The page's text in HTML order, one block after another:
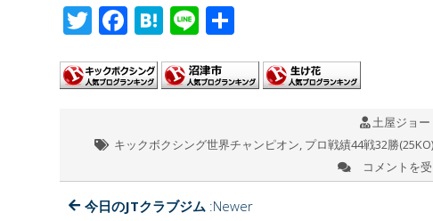
T
tt
F
e
o
o
k
H
e
a
Li
e
土屋ジョー
キックボクシング世界チャンピオン, プロ戦績44戦32勝(25KO)
今
日
コメントを
今日のJTクラブジム :Newer